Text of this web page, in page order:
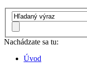
Nachádzate sa tu:
Úvod